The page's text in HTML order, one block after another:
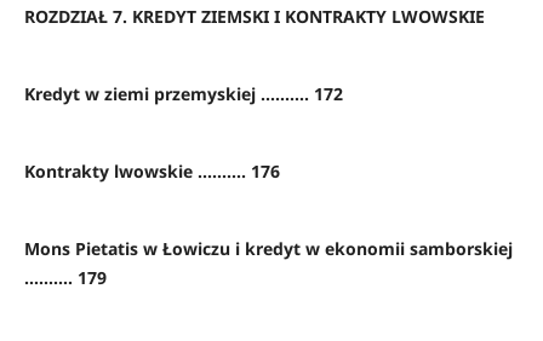
ROZDZIAŁ 7. KREDYT ZIEMSKI I KONTRAKTY LWOWSKIE
Kredyt w ziemi przemyskiej .......... 172
Kontrakty lwowskie .......... 176
Mons Pietatis w Łowiczu i kredyt w ekonomii samborskiej
.......... 179